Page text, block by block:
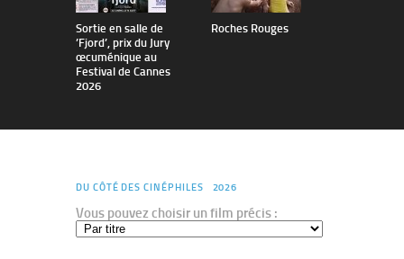
Sortie en salle de
’Fjord’, prix du Jury
œcuménique au
Festival de Cannes
2026
Roches Rouges
DU CÔTÉ DES CINÉPHILES 2026
Vous pouvez choisir un film précis :